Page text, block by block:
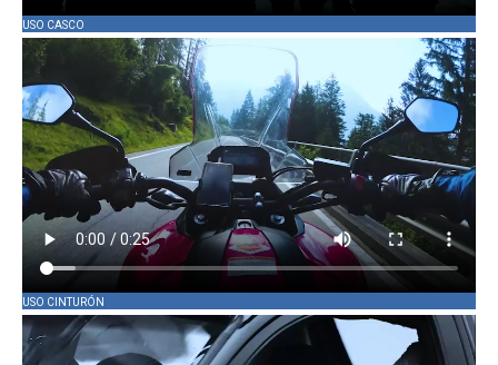
USO CASCO
USO CINTURÓN